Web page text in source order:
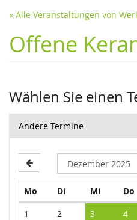
« Alle Veranstaltungen von
Offene
Wählen Sie einen
Andere Termine
Mo Montag
DiDienstag
MiMittwoch
Do
1 2 3 4